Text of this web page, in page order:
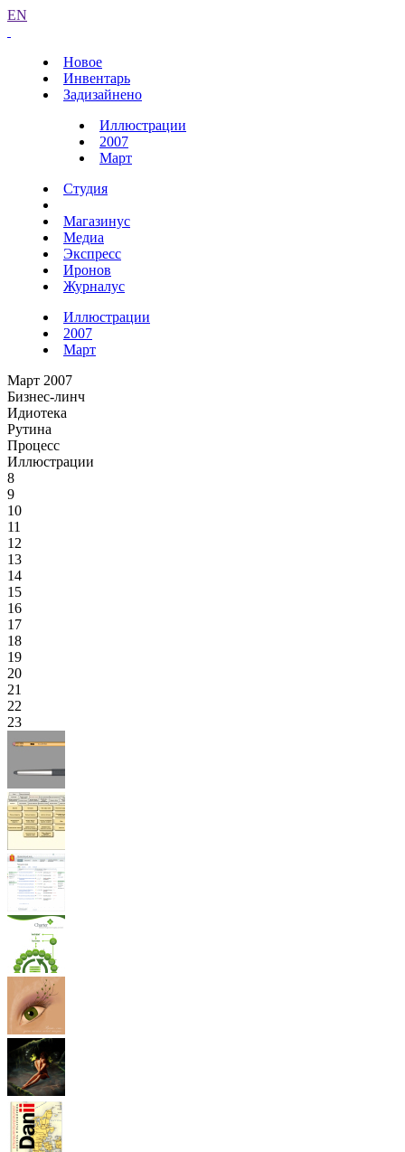
EN
Новое
Инвентарь
Задизайнено
Иллюстрации
2007
Март
Студия
Магазинус
Медиа
Экспресс
Иронов
Журналус
Иллюстрации
2007
Март
Март 2007
Бизнес-линч
Идиотека
Рутина
Процесс
Иллюстрации
8
9
10
11
12
13
14
15
16
17
18
19
20
21
22
23